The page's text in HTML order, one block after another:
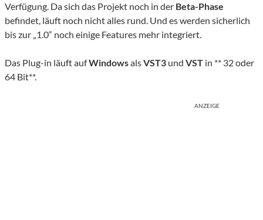
Verfügung. Da sich das Projekt noch in der Beta-Phase
befindet, läuft noch nicht alles rund. Und es werden sicherlich
bis zur „1.0“ noch einige Features mehr integriert.
Das Plug-in läuft aufWindowsalsVST3 und VST in ** 32 oder
64 Bit**.
ANZEIGE